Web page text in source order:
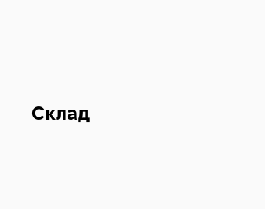
Склад